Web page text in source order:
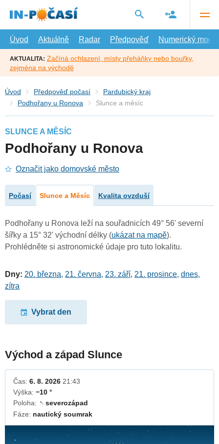
hlavní
Úvod
Aktuálně Radar Předpověď Numerický model
AKTUALITA: Začíná ochlazení, místy přeháňky nebo bouřky,
zejména na východě
Úvod Předpověď počasí
Pardubický kraj
Podhořany u Ronova
Slunce a měsíc
SLUNCE A MĚSÍC
Podhořany u Ronova
Označit jako domovské město
Počasí Slunce a Měsíc Kvalita ovzduší
Podhořany u Ronova leží na souřadnicích 49° 56' severní
šířky a 15° 32' východní délky (ukázat na mapě).
Prohlédněte si astronomické údaje pro tuto lokalitu.
Dny: 20. března, 21. června, 23. září, 21. prosince, dnes,
zítra
Vybrat den
Východ a západ Slunce
Čas: 6. 8. 2026 21:43
Výška: −10 °
Poloha: ↓severozápad
Fáze: nautický soumrak